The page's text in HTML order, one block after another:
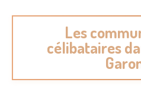
Les
célibataires